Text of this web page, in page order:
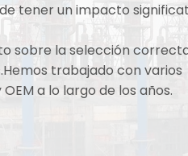
tener un impacto
sobre la selección
trabajado con varios
a lo largo de los años.